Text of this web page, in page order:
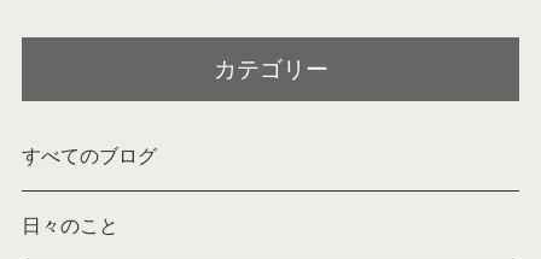
カテゴリー
すべてのブログ
日々のこと